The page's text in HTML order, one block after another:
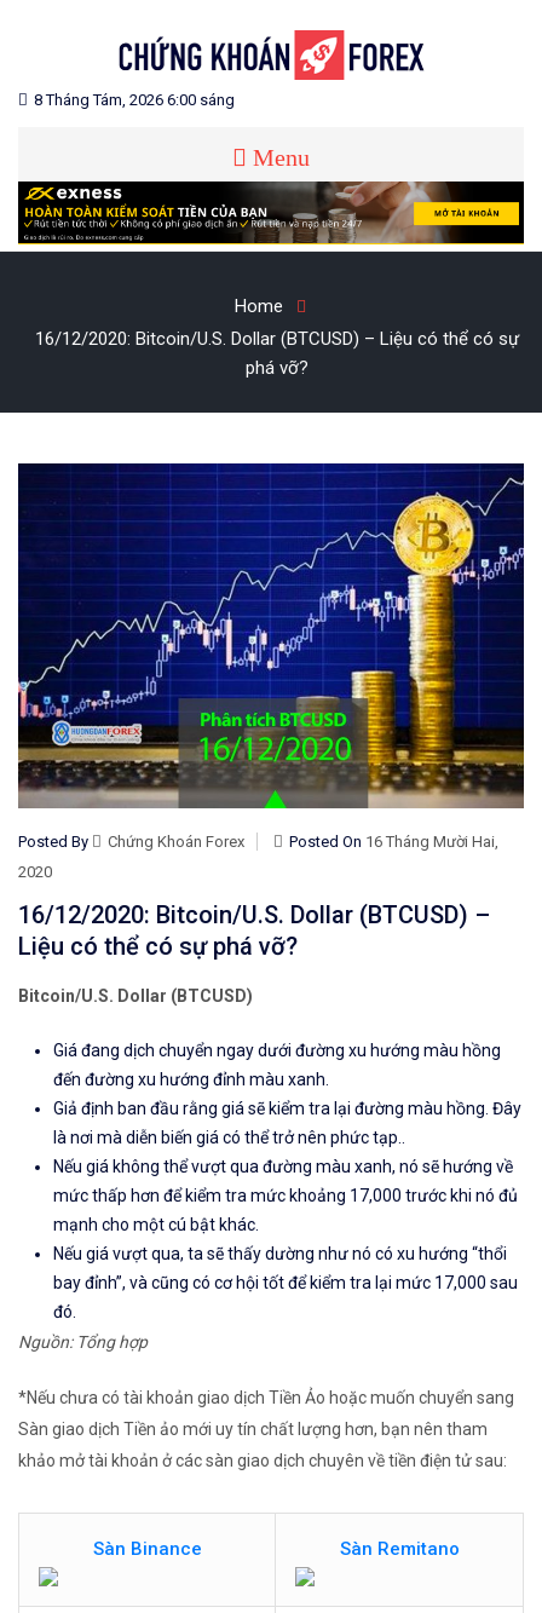
CHỨNG KHOÁN FOREX
Blog chia sẻ về Chứng Khoán và Forex
8 Tháng Tám, 2026 6:00 sáng
Menu
Home
16/12/2020: Bitcoin/U.S. Dollar (BTCUSD) – Liệu có thể có sự
phá vỡ?
Posted By Chứng Khoán Forex Posted On 16 Tháng Mười Hai,
2020
16/12/2020: Bitcoin/U.S. Dollar (BTCUSD) –
Liệu có thể có sự phá vỡ?
Bitcoin/U.S. Dollar (BTCUSD)
Giá đang dịch chuyển ngay dưới đường xu hướng màu hồng
đến đường xu hướng đỉnh màu xanh.
Giả định ban đầu rằng giá sẽ kiểm tra lại đường màu hồng. Đây
là nơi mà diễn biến giá có thể trở nên phức tạp..
Nếu giá không thể vượt qua đường màu xanh, nó sẽ hướng về
mức thấp hơn để kiểm tra mức khoảng 17,000 trước khi nó đủ
mạnh cho một cú bật khác.
Nếu giá vượt qua, ta sẽ thấy dường như nó có xu hướng “thổi
bay đỉnh”, và cũng có cơ hội tốt để kiểm tra lại mức 17,000 sau
đó.
Nguồn: Tổng hợp
*Nếu chưa có tài khoản giao dịch Tiền Ảo hoặc muốn chuyển sang
Sàn giao dịch Tiền ảo mới uy tín chất lượng hơn, bạn nên tham
khảo mở tài khoản ở các sàn giao dịch chuyên về tiền điện tử sau:
Sàn Binance Sàn Remitano